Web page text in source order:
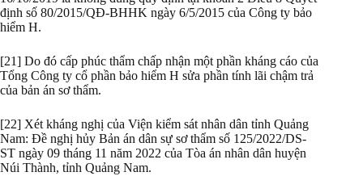
định số 80/2015/QĐ-BHHK ngày 6/5/2015 của Công ty bảo
hiểm H.
[21] Do đó cấp phúc thẩm chấp nhận một phần kháng cáo của
Tổng Công ty cổ phần bảo hiểm H sửa phần tính lãi chậm trả
của bản án sơ thẩm.
[22] Xét kháng nghị của Viện kiểm sát nhân dân tỉnh Quảng
Nam: Đề nghị hủy Bản án dân sự sơ thẩm số 125/2022/DS-
ST ngày 09 tháng 11 năm 2022 của Tòa án nhân dân huyện
Núi Thành, tỉnh Quảng Nam.